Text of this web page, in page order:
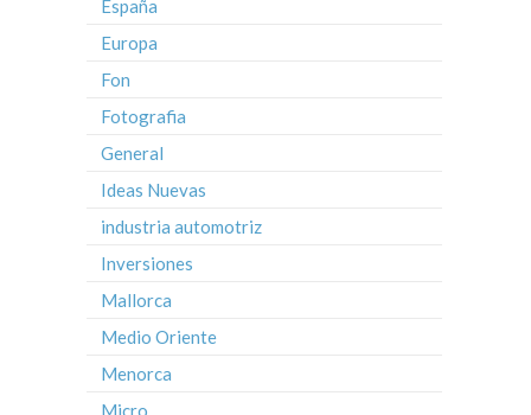
España
Europa
Fon
Fotografia
General
Ideas Nuevas
industria automotriz
Inversiones
Mallorca
Medio Oriente
Menorca
Micro